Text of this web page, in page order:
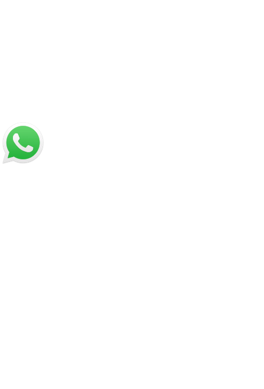
Sobre despachos
Contacto